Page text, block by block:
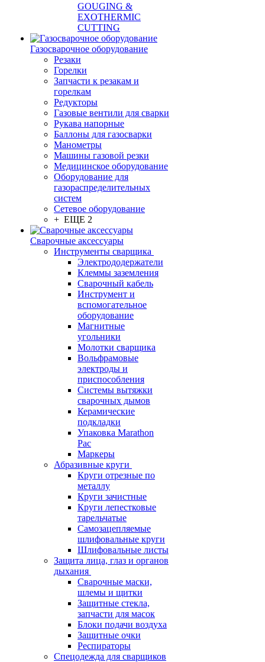
GOUGING &
EXOTHERMIC
CUTTING
Газосварочное оборудование
Резаки
Горелки
Запчасти к резакам и
горелкам
Редукторы
Газовые вентили для сварки
Рукава напорные
Баллоны для газосварки
Манометры
Машины газовой резки
Медицинское оборудование
Оборудование для
газораспределительных
систем
Сетевое оборудование
+ ЕЩЕ 2
Сварочные аксессуары
Инструменты сварщика
Электрододержатели
Клеммы заземления
Сварочный кабель
Инструмент и
вспомогательное
оборудование
Магнитные
угольники
Молотки сварщика
Вольфрамовые
электроды и
приспособления
Системы вытяжки
сварочных дымов
Керамические
подкладки
Упаковка Marathon
Pac
Маркеры
Абразивные круги
Круги отрезные по
металлу
Круги зачистные
Круги лепестковые
тарельчатые
Самозацепляемые
шлифовальные круги
Шлифовальные листы
Защита лица, глаз и органов
дыхания
Сварочные маски,
шлемы и щитки
Защитные стекла,
запчасти для масок
Блоки подачи воздуха
Защитные очки
Респираторы
Спецодежда для сварщиков